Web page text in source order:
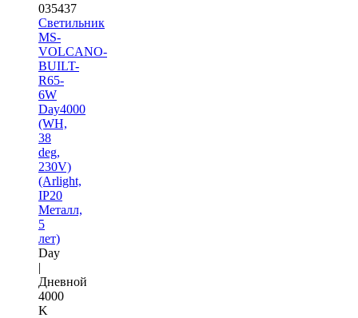
035437
Светильник
MS-
VOLCANO-
BUILT-
R65-
6W
Day4000
(WH,
38
deg,
230V)
(Arlight,
IP20
Металл,
5
лет)
Day
|
Дневной
4000
K